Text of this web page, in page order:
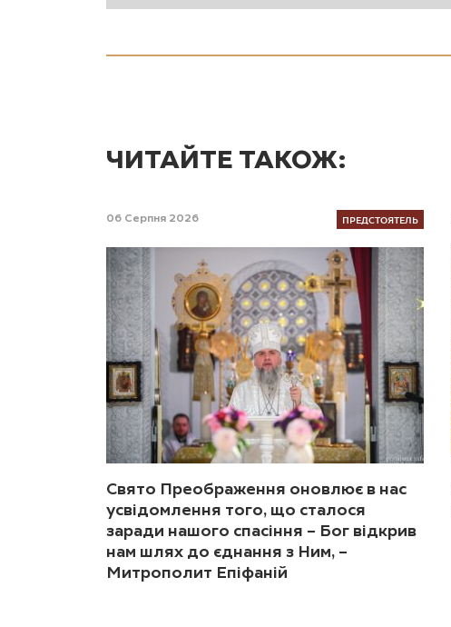
ЧИТАЙТЕ ТАКОЖ:
06 Серпня 2026 ПРЕДСТОЯТЕЛЬ
Свято Преображення оновлює в нас
усвідомлення того, що сталося
заради нашого спасіння – Бог відкрив
нам шлях до єднання з Ним, –
Митрополит Епіфаній